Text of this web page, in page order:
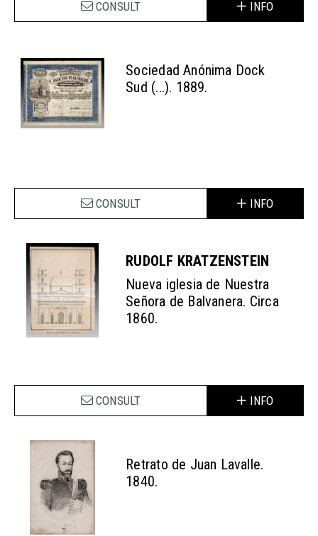
CONSULT INFO
Sociedad Anónima Dock
Sud (...). 1889.
CONSULT INFO
RUDOLF KRATZENSTEIN
Nueva iglesia de Nuestra
Señora de Balvanera. Circa
1860.
CONSULT INFO
Retrato de Juan Lavalle.
1840.